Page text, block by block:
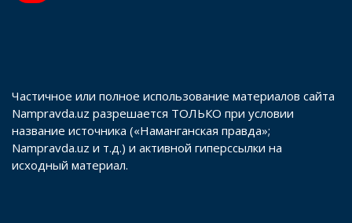
Частичное или полное использование материалов сайта
Nampravda.uz разрешается ТОЛЬКО при условии
название источника («Наманганская правда»;
Nampravda.uz и т.д.) и активной гиперссылки на
исходный материал.